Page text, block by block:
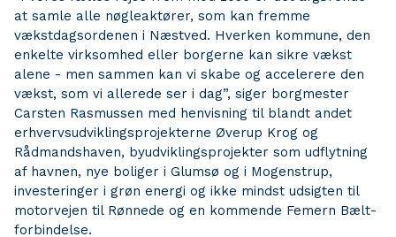
at samle alle nøgleaktører, som kan fremme
vækstdagsordenen i Næstved. Hverken kommune, den
enkelte virksomhed eller borgerne kan sikre vækst
alene - men sammen kan vi skabe og accelerere den
vækst, som vi allerede ser i dag”, siger borgmester
Carsten Rasmussen med henvisning til blandt andet
erhvervsudviklingsprojekterne Øverup Krog og
Rådmandshaven, byudviklingsprojekter som udflytning
af havnen, nye boliger i Glumsø og i Mogenstrup,
investeringer i grøn energi og ikke mindst udsigten til
motorvejen til Rønnede og en kommende Femern Bælt-
forbindelse.